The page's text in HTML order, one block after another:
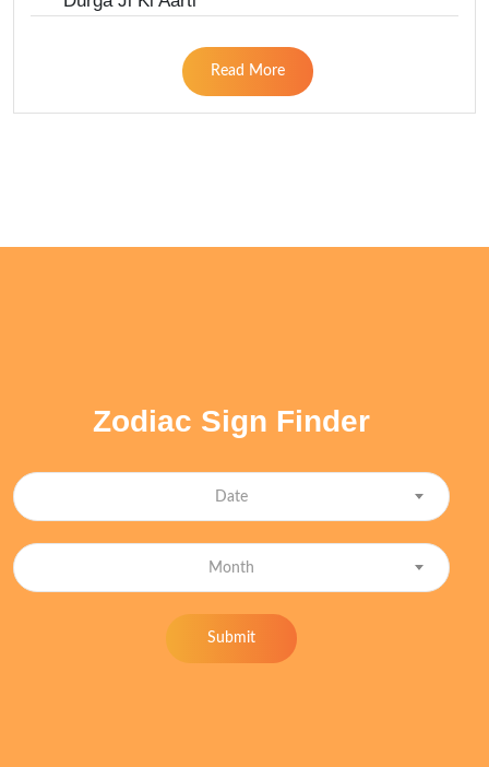
Read More
Zodiac Sign Finder
Date
Month
Submit